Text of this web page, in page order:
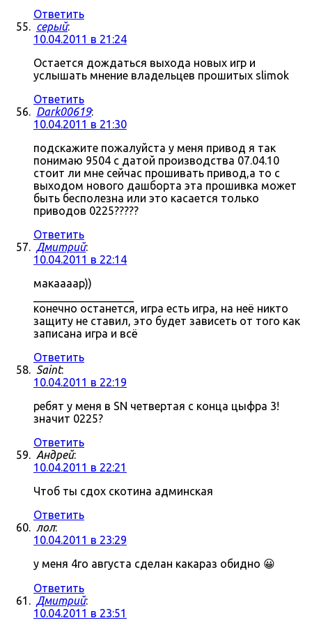
Ответить
серый:
10.04.2011 в 21:24
Остается дождаться выхода новых игр и
услышать мнение владельцев прошитых slimok
Ответить
Dark00619:
10.04.2011 в 21:30
подскажите пожалуйста у меня привод я так
понимаю 9504 с датой производства 07.04.10
стоит ли мне сейчас прошивать привод,а то с
выходом нового дашборта эта прошивка может
быть бесполезна или это касается только
приводов 0225?????
Ответить
Дмитрий:
10.04.2011 в 22:14
макаааар))
конечно останется, игра есть игра, на неё никто
защиту не ставил, это будет зависеть от того как
записана игра и всё
Ответить
Saint:
10.04.2011 в 22:19
ребят у меня в SN четвертая с конца цыфра 3!
значит 0225?
Ответить
Андрей:
10.04.2011 в 22:21
Чтоб ты сдох скотина админская
Ответить
лол:
10.04.2011 в 23:29
у меня 4го августа сделан какараз обидно 😀
Ответить
Дмитрий:
10.04.2011 в 23:51